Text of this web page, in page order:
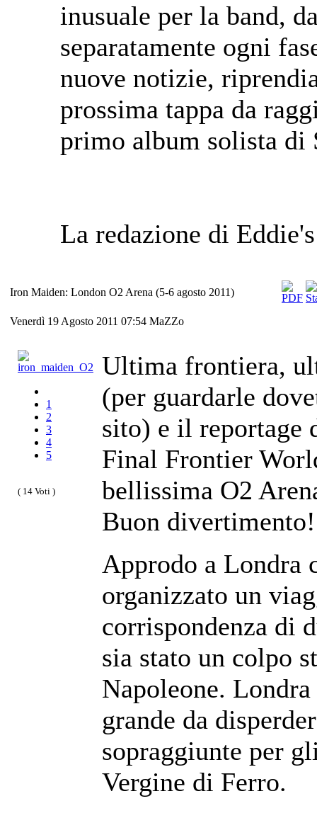
inusuale per la band,
separatamente ogni
nuove notizie,
prossima tappa da
primo album solista di
La redazione di Eddie's
Iron Maiden: London O2 Arena (5-6 agosto 2011)
Venerdì 19 Agosto 2011 07:54 MaZZo
1
2
3
4
5
( 14 Voti )
Ultima frontiera,
(per guardarle
sito) e il reportage
Final Frontier
bellissima O2
Buon
Approdo a Londra
organizzato un
corrispondenza di
sia stato un colpo
Napoleone.
grande da
sopraggiunte per
Vergine di Ferro.